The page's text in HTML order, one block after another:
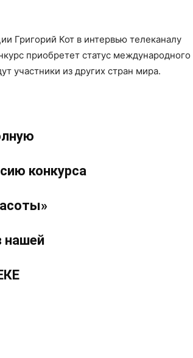
Григорий Кот в интервью телеканалу
приобретет статус международного
участники из других стран мира.
конкурса